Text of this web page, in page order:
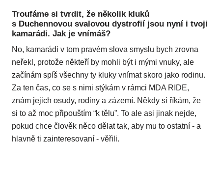
Troufáme si tvrdit, že několik kluků
s Duchennovou svalovou dystrofií jsou nyní i tvoji
kamarádi. Jak je vnímáš?
No, kamarádi v tom pravém slova smyslu bych zrovna
neřekl, protože někteří by mohli být i mými vnuky, ale
začínám spíš všechny ty kluky vnímat skoro jako rodinu.
Za ten čas, co se s nimi stýkám v rámci MDA RIDE,
znám jejich osudy, rodiny a zázemí. Někdy si říkám, že
si to až moc připouštím “k tělu”. To ale asi jinak nejde,
pokud chce člověk něco dělat tak, aby mu to ostatní - a
hlavně ti zainteresovaní - věřili.